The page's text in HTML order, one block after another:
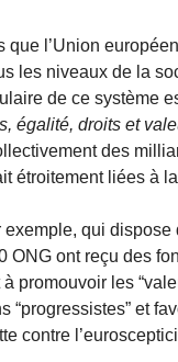
que l’Union
les niveaux de la
de ce système
égalité, droits et
des
étroitement liées à
qui dispose
ONG ont reçu des
promouvoir les
et
contre